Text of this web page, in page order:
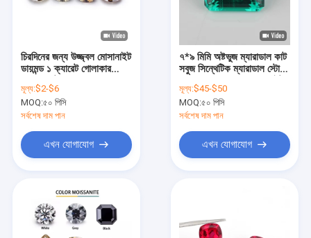
চিরদিনের জন্য উজ্জ্বল মোসানাইট
ডায়মন্ড ১ ক্যারেট গোলাকার
মূল্য:$2-$6
MOQ:৫০ পিসি
সর্বশেষ দাম পান
এখন যোগাযোগ
৭*৯ মিমি অষ্টভুজ ম্যারাডাল কাট
সবুজ সিন্থেটিক ম্যারাডাল স্টোন
মূল্য:$45-$50
MOQ:৫০ পিসি
সর্বশেষ দাম পান
এখন যোগাযোগ